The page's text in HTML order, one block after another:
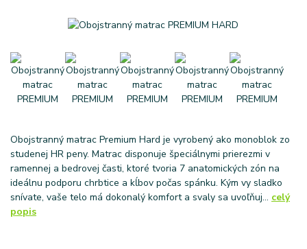
Obojstranný matrac Premium Hard je vyrobený ako monoblok zo
studenej HR peny. Matrac disponuje špeciálnymi prierezmi v
ramennej a bedrovej časti, ktoré tvoria 7 anatomických zón na
ideálnu podporu chrbtice a kĺbov počas spánku. Kým vy sladko
snívate, vaše telo má dokonalý komfort a svaly sa uvoľňuj... celý
popis